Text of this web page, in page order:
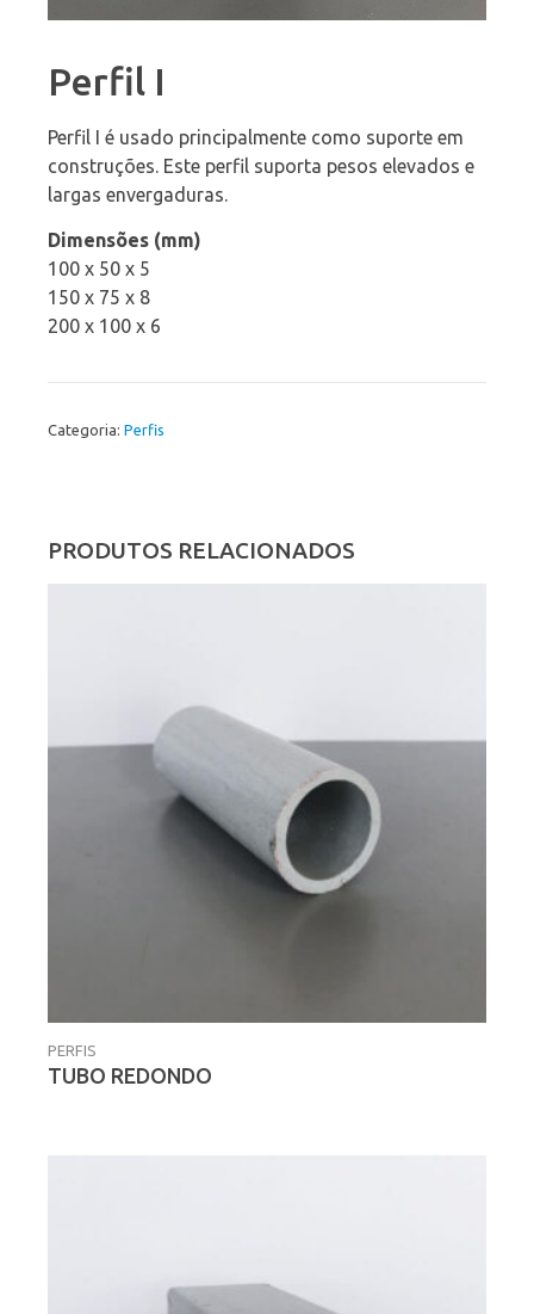
Perfil I
Perfil I é usado principalmente como suporte em
construções. Este perfil suporta pesos elevados e
largas envergaduras.
Dimensões (mm)
100 x 50 x 5
150 x 75 x 8
200 x 100 x 6
Categoria: Perfis
PRODUTOS RELACIONADOS
PERFIS
TUBO REDONDO